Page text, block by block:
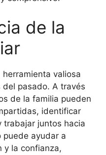
de la
valiosa
pasado. A través
de la familia pueden
identificar
trabajar juntos hacia
puede ayudar a
y la confianza,